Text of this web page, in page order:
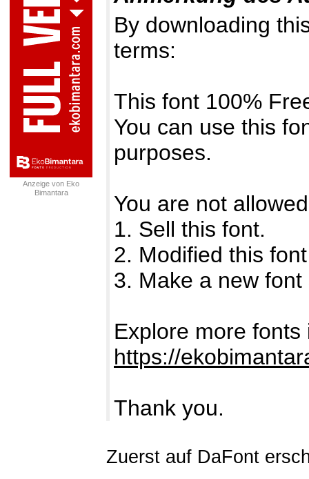
Anzeige von Eko
Bimantara
By downloading
terms:
This font 100%
You can use this
purposes.
You are not
1. Sell this font.
2. Modified this
3. Make a new
Explore more fonts
https://
Thank you.
Zuerst auf DaFont